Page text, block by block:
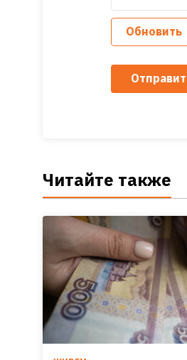
Обновить
Читайте также